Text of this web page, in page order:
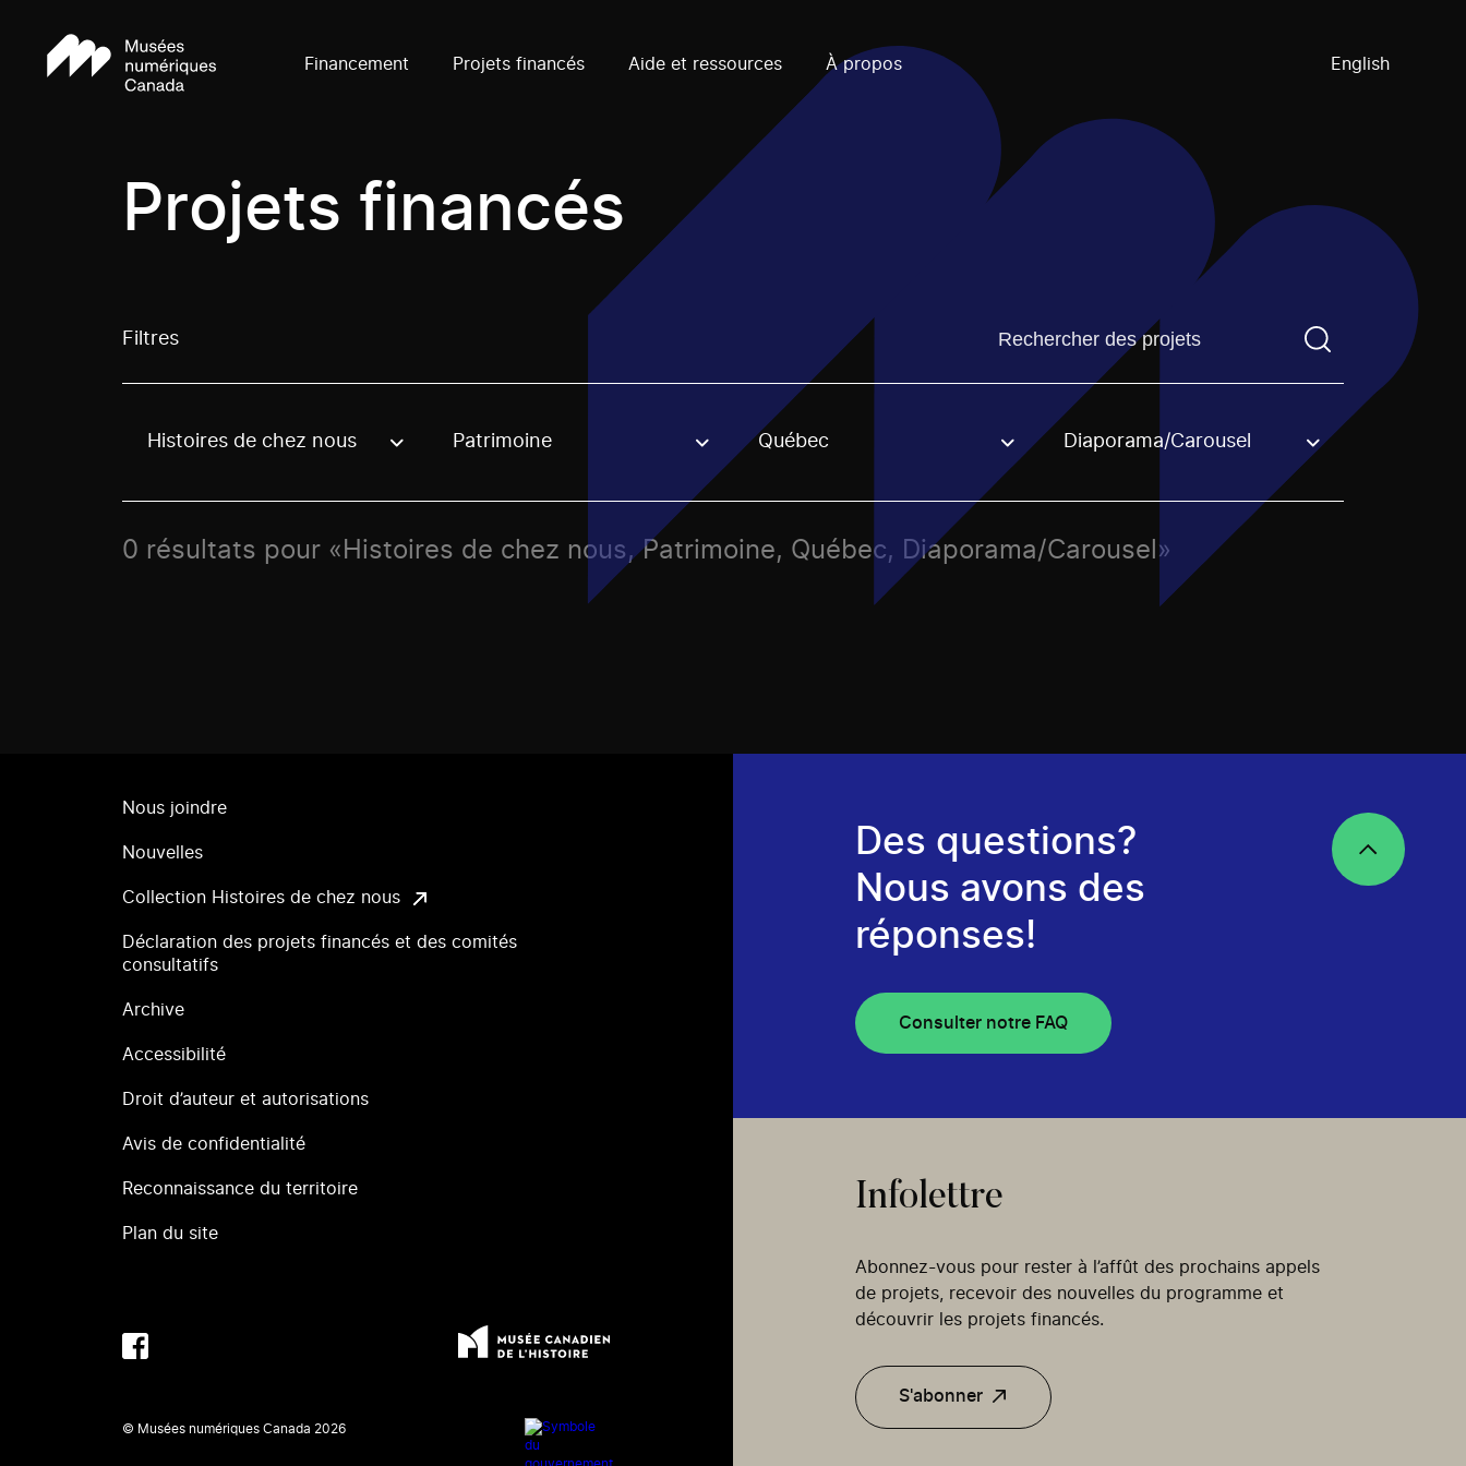
Financement Projets financés Aide et ressources À propos English
Projets financés
Filtres Trouvez un projetVous devez saisir un terme de
Use these options to filter projects by topic, stream or regon. The filter will be applied when selecting an option.
Histoires de chez nous Patrimoine Québec Diaporama/Carousel
0 résultats pour «Histoires de chez nous, Patrimoine, Québec, Diaporama/Carousel»
Nous joindre
Nouvelles
Collection Histoires de chez nous
Déclaration des projets financés et des comités
consultatifs
Archive
Accessibilité
Droit d’auteur et autorisations
Avis de confidentialité
Reconnaissance du territoire
Plan du site
© Musées numériques Canada 2026
Des questions?
Nous avons des
réponses!
Consulter notre FAQ
Infolettre
Abonnez-vous pour rester à l’affût des prochains appels
de projets, recevoir des nouvelles du programme et
découvrir les projets financés.
S'abonner